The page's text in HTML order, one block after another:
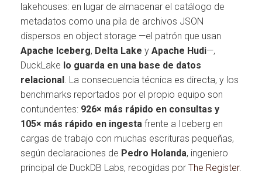
lakehouses: en lugar de almacenar el catálogo de
metadatos como una pila de archivos JSON
dispersos en object storage —el patrón que usan
Apache Iceberg, Delta Lake y Apache Hudi—,
DuckLake lo guarda en una base de datos
relacional . La consecuencia técnica es directa, y los
benchmarks reportados por el propio equipo son
contundentes: 926× más rápido en consultas y
105× más rápido en ingesta frente a Iceberg en
cargas de trabajo con muchas escrituras pequeñas,
según declaraciones de Pedro Holanda, ingeniero
principal de DuckDB Labs, recogidas por The Register.